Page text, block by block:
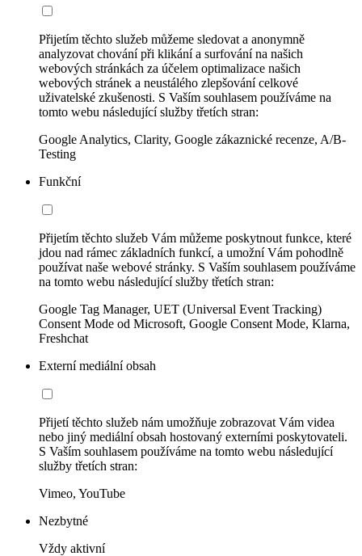
Přijetím těchto služeb můžeme sledovat a anonymně
analyzovat chování při klikání a surfování na našich
webových stránkách za účelem optimalizace našich
webových stránek a neustálého zlepšování celkové
uživatelské zkušenosti. S Vaším souhlasem používáme na
tomto webu následující služby třetích stran:
Google Analytics, Clarity, Google zákaznické recenze, A/B-
Testing
Funkční
Přijetím těchto služeb Vám můžeme poskytnout funkce, které
jdou nad rámec základních funkcí, a umožní Vám pohodlně
používat naše webové stránky. S Vaším souhlasem používáme
na tomto webu následující služby třetích stran:
Google Tag Manager, UET (Universal Event Tracking)
Consent Mode od Microsoft, Google Consent Mode, Klarna,
Freshchat
Externí mediální obsah
Přijetí těchto služeb nám umožňuje zobrazovat Vám videa
nebo jiný mediální obsah hostovaný externími poskytovateli.
S Vaším souhlasem používáme na tomto webu následující
služby třetích stran:
Vimeo, YouTube
Nezbytné
Vždy aktivní